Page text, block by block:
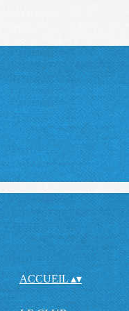
ACCUEIL▴▾